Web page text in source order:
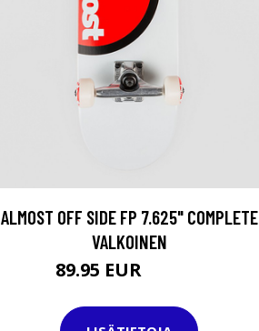
ALMOST OFF SIDE FP 7.625" COMPLETE
VALKOINEN
89.95 EUR